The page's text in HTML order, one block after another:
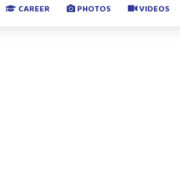
CAREER PHOTOS VIDEOS